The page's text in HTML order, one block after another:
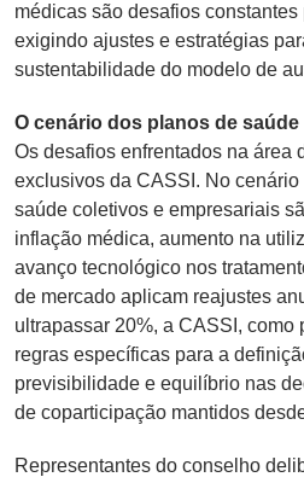
médicas são desafios
exigindo ajustes e estratégias
sustentabilidade do modelo de
O cenário dos planos de saúde
Os desafios enfrentados na área
exclusivos da CASSI. No
saúde coletivos e empresariais
inflação médica, aumento na
avanço tecnológico nos
de mercado aplicam reajustes
ultrapassar 20%, a CASSI, como
regras específicas para a
previsibilidade e equilíbrio nas
de coparticipação mantidos
Representantes do conselho